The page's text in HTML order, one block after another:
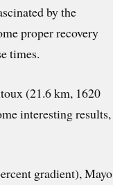
by the
proper recovery
times.
(21.6 km, 1620
interesting results,
gradient), Mayo